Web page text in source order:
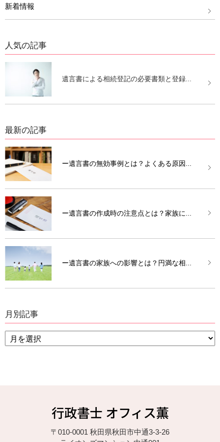
新着情報
人気の記事
遺言書による相続登記の必要書類と登録...
最新の記事
ー遺言書の無効事例とは？よくある原因...
ー遺言書の作成時の注意点とは？家族に...
ー遺言書の家族への影響とは？円満な相...
月別記事
行政書士 オフィス薫
〒010-0001 秋田県秋田市中通3-3-26